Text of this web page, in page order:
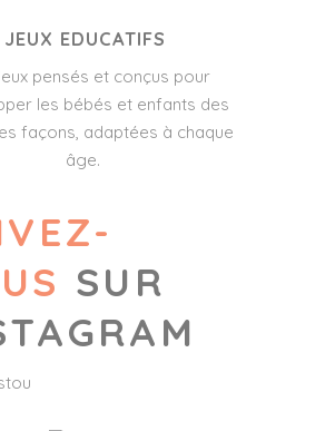
JEUX EDUCATIFS
pensés et conçus pour
les bébés et enfants des
façons, adaptées à chaque
âge.
SUR